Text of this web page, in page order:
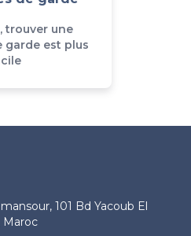
trouver une
garde est plus
101 Bd Yacoub El
Maroc